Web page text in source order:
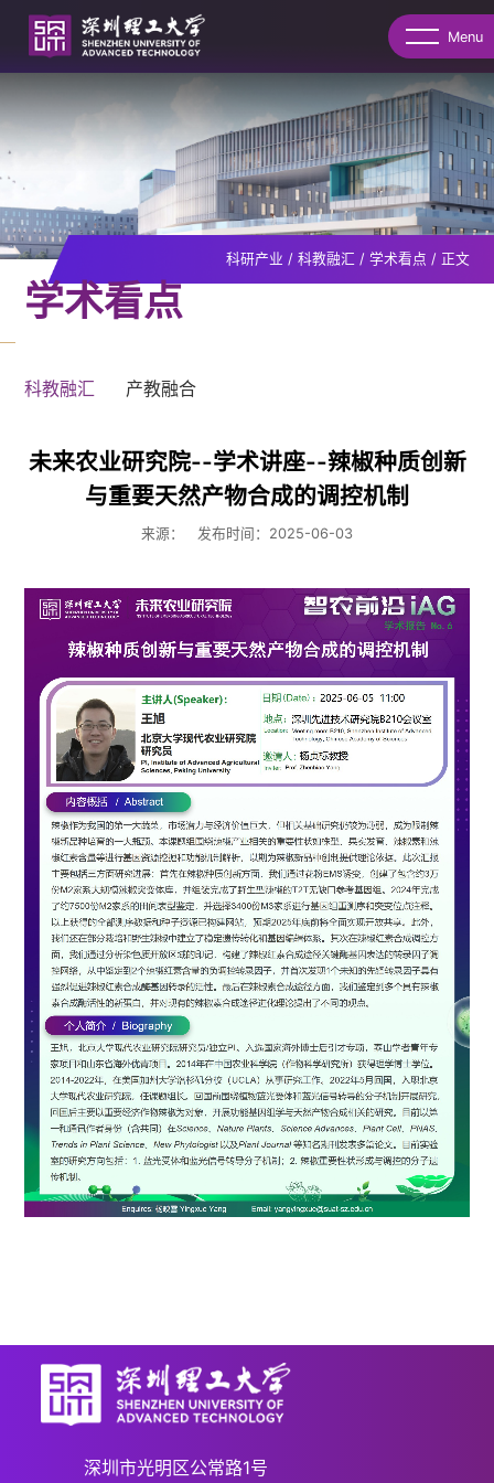
Menu
科研产业 / 科教融汇 / 学术看点 / 正文
学术看点
科教融汇 产教融合
未来农业研究院--学术讲座--辣椒种质创新
与重要天然产物合成的调控机制
来源： 发布时间：2025-06-03
深圳市光明区公常路1号